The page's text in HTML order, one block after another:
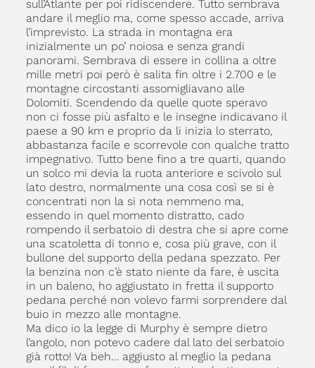
sull’Atlante per poi ridiscendere. Tutto sembrava
andare il meglio ma, come spesso accade, arriva
l’imprevisto. La strada in montagna era
inizialmente un po’ noiosa e senza grandi
panorami. Sembrava di essere in collina a oltre
mille metri poi però è salita fin oltre i 2.700 e le
montagne circostanti assomigliavano alle
Dolomiti. Scendendo da quelle quote speravo
non ci fosse più asfalto e le insegne indicavano il
paese a 90 km e proprio da li inizia lo sterrato,
abbastanza facile e scorrevole con qualche tratto
impegnativo. Tutto bene fino a tre quarti, quando
un solco mi devia la ruota anteriore e scivolo sul
lato destro, normalmente una cosa così se si è
concentrati non la si nota nemmeno ma,
essendo in quel momento distratto, cado
rompendo il serbatoio di destra che si apre come
una scatoletta di tonno e, cosa più grave, con il
bullone del supporto della pedana spezzato. Per
la benzina non c’è stato niente da fare, è uscita
in un baleno, ho aggiustato in fretta il supporto
pedana perché non volevo farmi sorprendere dal
buio in mezzo alle montagne.
Ma dico io la legge di Murphy è sempre dietro
l’angolo, non potevo cadere dal lato del serbatoio
già rotto! Va beh… aggiusto al meglio la pedana